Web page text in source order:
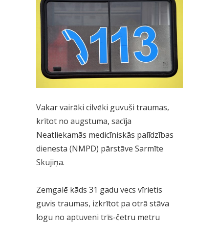
Vakar vairāki cilvēki guvuši traumas,
krītot no augstuma, sacīja
Neatliekamās medicīniskās palīdzības
dienesta (NMPD) pārstāve Sarmīte
Skujiņa.
Zemgalē kāds 31 gadu vecs vīrietis
guvis traumas, izkrītot pa otrā stāva
logu no aptuveni trīs-četru metru